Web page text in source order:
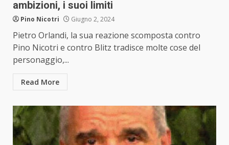
ambizioni, i suoi limiti
Pino Nicotri Giugno 2, 2024
Pietro Orlandi, la sua reazione scomposta contro
Pino Nicotri e contro Blitz tradisce molte cose del
personaggio,...
Read More